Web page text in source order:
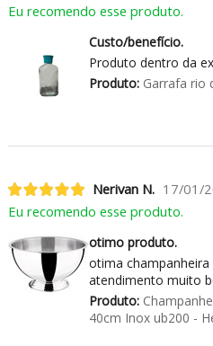
Eu recomendo esse produto.
Custo/benefício.
Produto dentro da
Produto:Garrafa rio
Nerivan N. 17/01/
Eu recomendo esse produto.
otimo produto.
otima
atendimento muito
Produto:
40cm Inox ub200 -